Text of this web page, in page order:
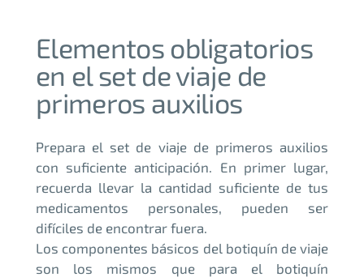
Elementos obligatorios
en el set de viaje de
primeros auxilios
Prepara el set de viaje de primeros auxilios
con suficiente anticipación. En primer lugar,
recuerda llevar la cantidad suficiente de tus
medicamentos personales, pueden ser
difíciles de encontrar fuera.
Los componentes básicos del botiquín de viaje
son los mismos que para el botiquín